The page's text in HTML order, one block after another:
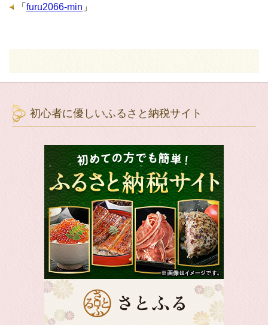
「 furu2066-min 」
初心者に優しいふるさと納税サイト